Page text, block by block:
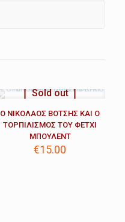
Sold out
Ο ΝΙΚΟΛΑΟΣ ΒΟΤΣΗΣ ΚΑΙ Ο
ΤΟΡΠΙΛΙΣΜΟΣ ΤΟΥ ΦΕΤΧΙ
ΜΠΟΥΛΕΝΤ
€15.00